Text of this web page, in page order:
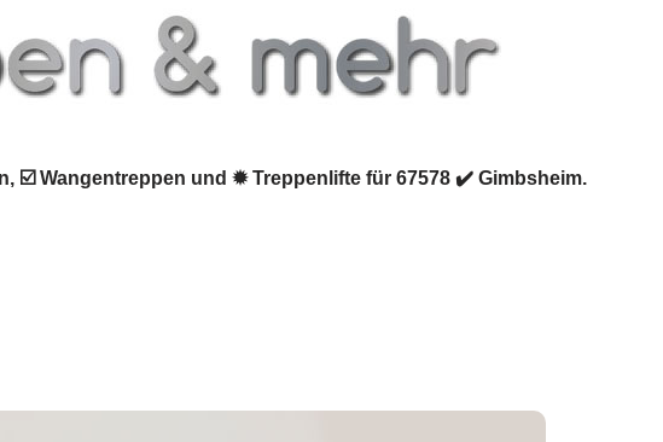
☑️ Wangentreppen und ✹ Treppenlifte für 67578 ✔️ Gimbsheim.